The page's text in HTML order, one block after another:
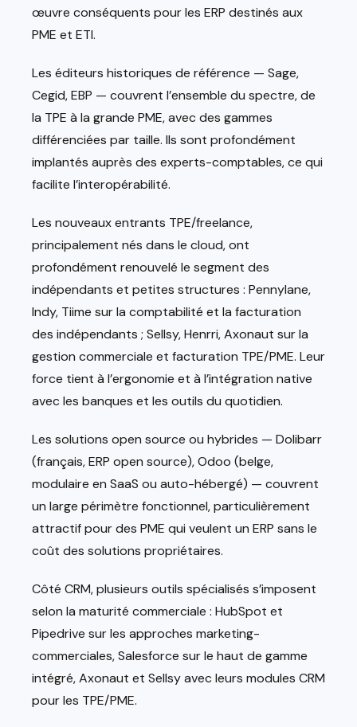
œuvre conséquents pour les ERP destinés aux
PME et ETI.
Les éditeurs historiques de référence — Sage,
Cegid, EBP — couvrent l’ensemble du spectre, de
la TPE à la grande PME, avec des gammes
différenciées par taille. Ils sont profondément
implantés auprès des experts-comptables, ce qui
facilite l’interopérabilité.
Les nouveaux entrants TPE/freelance,
principalement nés dans le cloud, ont
profondément renouvelé le segment des
indépendants et petites structures : Pennylane,
Indy, Tiime sur la comptabilité et la facturation
des indépendants ; Sellsy, Henrri, Axonaut sur la
gestion commerciale et facturation TPE/PME. Leur
force tient à l’ergonomie et à l’intégration native
avec les banques et les outils du quotidien.
Les solutions open source ou hybrides — Dolibarr
(français, ERP open source), Odoo (belge,
modulaire en SaaS ou auto-hébergé) — couvrent
un large périmètre fonctionnel, particulièrement
attractif pour des PME qui veulent un ERP sans le
coût des solutions propriétaires.
Côté CRM, plusieurs outils spécialisés s’imposent
selon la maturité commerciale : HubSpot et
Pipedrive sur les approches marketing-
commerciales, Salesforce sur le haut de gamme
intégré, Axonaut et Sellsy avec leurs modules CRM
pour les TPE/PME.